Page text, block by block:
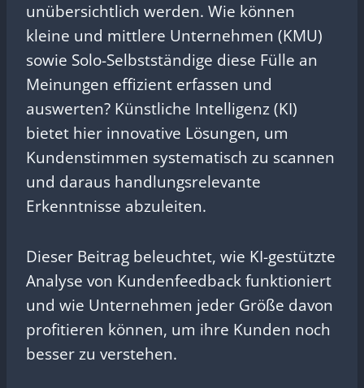
unübersichtlich werden. Wie können
kleine und mittlere Unternehmen (KMU)
sowie Solo-Selbstständige diese Fülle an
Meinungen effizient erfassen und
auswerten? Künstliche Intelligenz (KI)
bietet hier innovative Lösungen, um
Kundenstimmen systematisch zu scannen
und daraus handlungsrelevante
Erkenntnisse abzuleiten.
Dieser Beitrag beleuchtet, wie KI-gestützte
Analyse von Kundenfeedback funktioniert
und wie Unternehmen jeder Größe davon
profitieren können, um ihre Kunden noch
besser zu verstehen.